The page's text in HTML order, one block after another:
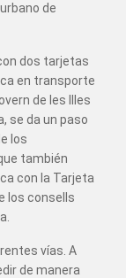
de
dos tarjetas
en transporte
de les Illes
se da un paso
los
también
con la Tarjeta
los consells
vías. A
de manera